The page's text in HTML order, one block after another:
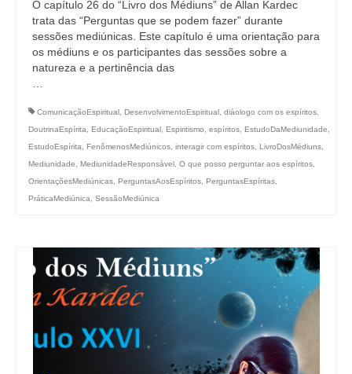
O capítulo 26 do “Livro dos Médiuns” de Allan Kardec
trata das “Perguntas que se podem fazer” durante
sessões mediúnicas. Este capítulo é uma orientação para
os médiuns e os participantes das sessões sobre a
natureza e a pertinência das
ComunicaçãoEspiritual DesenvolvimentoEspiritual diáologo com os espíritos
DoutrinaEspírita
EducaçãoEspiritual Espiritismo espíritos EstudoDaMediunidade
EstudoEspírita
FenômenosMediúnicos interagir com espíritos LivroDosMédiuns
Mediunidade
MediunidadeResponsável O que posso perguntar aos espíritos
OrientaçõesMediúnicas PerguntasAosEspíritos PerguntasEspíritas
PráticaMediúnica
SessãoMediúnica